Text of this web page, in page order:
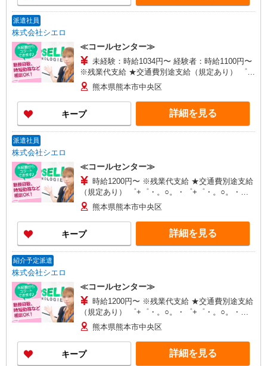
派遣社員
株式会社シエロ
≪コールセンター≫
未経験：時給1034円〜 経験者：時給1100円〜
※残業代支給 ★交通費別途支給（規定あり） ゜
+゜・。○。・゜+゜・。○。・゜+゜ 入社祝い金10
万円支給(規定有) お友達を紹介頂くと, インセンテ
ィブ支給(規定有) ★月2回払い・週払い可能（規程
有）★ ゜・。○。・゜+゜・。○。・゜+゜
熊本県熊本市中央区
キープ 詳細を見る
派遣社員
株式会社シエロ
≪コールセンター≫
時給1200円〜 ※残業代支給 ★交通費別途支給
（規定あり） ゜+゜・。○。・゜+゜・。○。・゜
+゜ 入社祝い金10万円支給(規定有) お友達を紹介
頂くと, インセンティブ支給(規定有) ★月2回払
い・週払い可能（規程有）★ ゜・。○。・゜
+゜・。○。・゜+゜
熊本県熊本市中央区
キープ 詳細を見る
紹介予定派遣
株式会社シエロ
≪コールセンター≫
時給1200円〜 ※残業代支給 ★交通費別途支給
（規定あり） ゜+゜・。○。・゜+゜・。○。・゜
+゜ 入社祝い金10万円支給(規定有) お友達を紹介
頂くと, インセンティブ支給(規定有) ★月2回払
い・週払い可能（規程有）★ ゜・。○。・゜
+゜・。○。・゜+゜
熊本県熊本市中央区
キープ 詳細を見る